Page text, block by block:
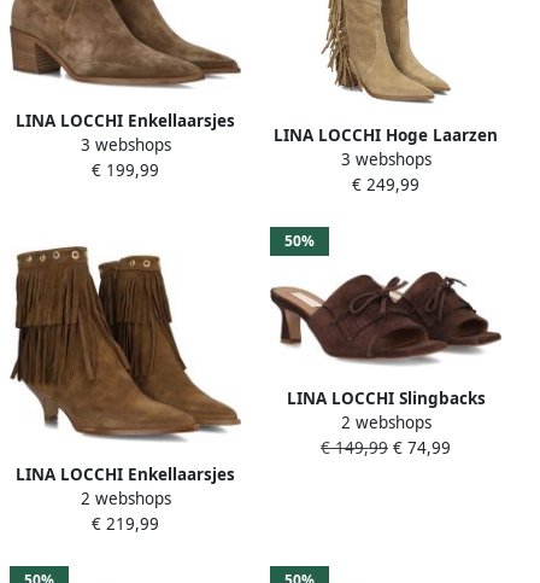
LINA LOCCHI Enkellaarsjes
Dames Az71 Maat: 39
Materiaal: Suède Kleur:
3 webshops
€ 199,99
LINA LOCCHI Hoge Laarzen
Dames Az53 Maat: 38
Materiaal: Suède Kleur:
3 webshops
€ 249,99
LINA LOCCHI Enkellaarsjes
Dames Az52 1 Maat: 38
Materiaal: Suède Kleur:
2 webshops
€ 219,99
50%
LINA LOCCHI Slingbacks
Dames Az150 Maat: 40
Materiaal: Suède Kleur:
2 webshops
€ 149,99 € 74,99